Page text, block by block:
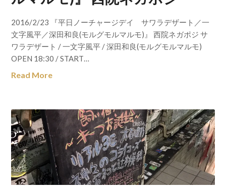
2016/2/23 『平日ノーチャージデイ サワラデザート／一
文字風平／深田和良(モルグモルマルモ)』 西院ネガポジ サ
ワラデザート / 一文字風平 / 深田和良(モルグモルマルモ)
OPEN 18:30 / START…
Read More